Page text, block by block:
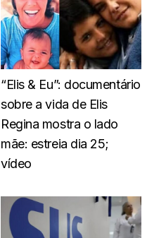
“Elis & Eu”: documentário
sobre a vida de Elis
Regina mostra o lado
mãe: estreia dia 25;
vídeo